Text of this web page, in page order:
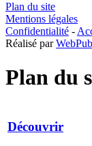
Plan du site
Mentions légales
Confidentialité -
Réalisé par
Plan du
Découvrir